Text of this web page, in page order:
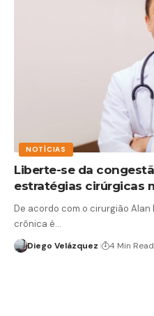
NOTÍCIAS
Liberte-se da
estratégias cirúrgicas
De acordo com o cirurgião
crônica é…
Diego Velázquez 4 Min Read